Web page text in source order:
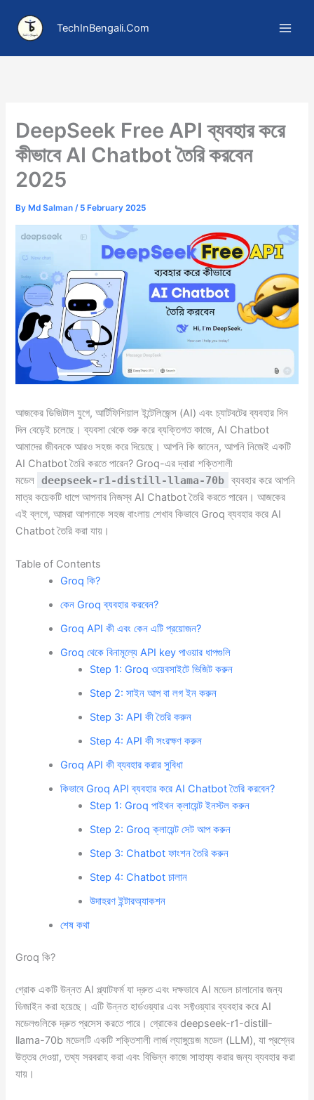
content
TechInBengali.Com
DeepSeek Free API ব্যবহার করে
কীভাবে AI Chatbot তৈরি করবেন
2025
By Md Salman/ 5 February 2025
আজকের ডিজিটাল যুগে, আর্টিফিশিয়াল ইন্টেলিজেন্স (AI) এবং চ্যাটবটের ব্যবহার দিন
দিন বেড়েই চলেছে। ব্যবসা থেকে শুরু করে ব্যক্তিগত কাজে, AI Chatbot
আমাদের জীবনকে আরও সহজ করে দিয়েছে। আপনি কি জানেন, আপনি নিজেই একটি
AI Chatbot তৈরি করতে পারেন? Groq-এর দ্বারা শক্তিশালী
মডেল
deepseek-r1-distill-llama-70b ব্যবহার করে আপনি
মাত্র কয়েকটি ধাপে আপনার নিজস্ব AI Chatbot তৈরি করতে পারেন। আজকের
এই ব্লগে, আমরা আপনাকে সহজ বাংলায় শেখাব কিভাবে Groq ব্যবহার করে AI
Chatbot তৈরি করা যায়।
Table of Contents
Groq কি?
কেন Groq ব্যবহার করবেন?
Groq API কী এবং কেন এটি প্রয়োজন?
Groq থেকে বিনামূল্যে API key পাওয়ার ধাপগুলি
Step 1: Groq ওয়েবসাইটে ভিজিট করুন
Step 2: সাইন আপ বা লগ ইন করুন
Step 3: API কী তৈরি করুন
Step 4: API কী সংরক্ষণ করুন
Groq API কী ব্যবহার করার সুবিধা
কিভাবে Groq API ব্যবহার করে AI Chatbot তৈরি করবেন?
Step 1: Groq পাইথন ক্লায়েন্ট ইনস্টল করুন
Step 2: Groq ক্লায়েন্ট সেট আপ করুন
Step 3: Chatbot ফাংশন তৈরি করুন
Step 4: Chatbot চালান
উদাহরণ ইন্টারঅ্যাকশন
শেষ কথা
Groq কি?
গ্রোক একটি উন্নত AI প্ল্যাটফর্ম যা দ্রুত এবং দক্ষভাবে AI মডেল চালানোর জন্য
ডিজাইন করা হয়েছে। এটি উন্নত হার্ডওয়্যার এবং সফ্টওয়্যার ব্যবহার করে AI
মডেলগুলিকে দ্রুত প্রসেস করতে পারে। গ্রোকের deepseek-r1-distill-
llama-70b মডেলটি একটি শক্তিশালী লার্জ ল্যাঙ্গুয়েজ মডেল (LLM), যা প্রশ্নের
উত্তর দেওয়া, তথ্য সরবরাহ করা এবং বিভিন্ন কাজে সাহায্য করার জন্য ব্যবহার করা
যায়।